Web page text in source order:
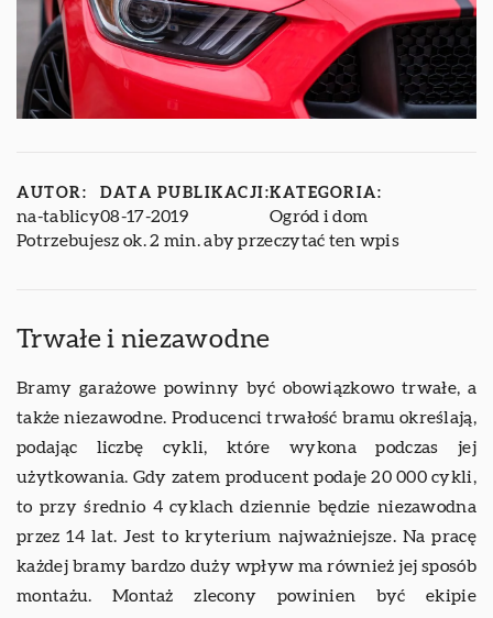
AUTOR:
na-tablicy
DATA PUBLIKACJI:
08-17-2019
KATEGORIA:
Ogród i dom
Potrzebujesz ok. 2 min. aby przeczytać ten wpis
Trwałe i niezawodne
Bramy garażowe powinny być obowiązkowo trwałe, a
także niezawodne. Producenci trwałość bramu określają,
podając liczbę cykli, które wykona podczas jej
użytkowania. Gdy zatem producent podaje 20 000 cykli,
to przy średnio 4 cyklach dziennie będzie niezawodna
przez 14 lat. Jest to kryterium najważniejsze. Na pracę
każdej bramy bardzo duży wpływ ma również jej sposób
montażu. Montaż zlecony powinien być ekipie